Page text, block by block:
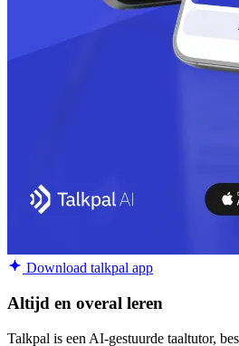
Download talkpal app
Altijd en overal leren
Talkpal is een AI-gestuurde taaltutor,